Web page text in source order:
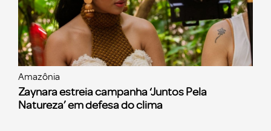
Amazônia
Zaynara estreia campanha ‘Juntos Pela
Natureza’ em defesa do clima